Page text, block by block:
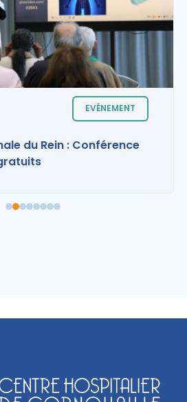
: Forte mobilisation
pour la
À l’occasion
dédié...
EVÉNEMENT
du Rein : Conférence